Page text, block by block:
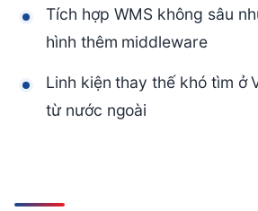
Tích hợp WMS không sâu
hình thêm middleware
Linh kiện thay thế khó tìm ở
từ nước ngoài